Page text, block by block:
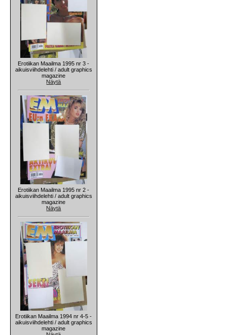
Erotiikan Maailma 1995 nr 3 -
aikuisviihdelehti / adult graphics
magazine
Näytä
Erotiikan Maailma 1995 nr 2 -
aikuisviihdelehti / adult graphics
magazine
Näytä
Erotiikan Maailma 1994 nr 4-5 -
aikuisviihdelehti / adult graphics
magazine